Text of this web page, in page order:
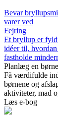
Bevar
varer ved
Fejring
Et bryllup er
idéer til,
fastholde
Planlæg en
Få værdifulde
børnene og
aktiviteter, mad
Læs e-bog